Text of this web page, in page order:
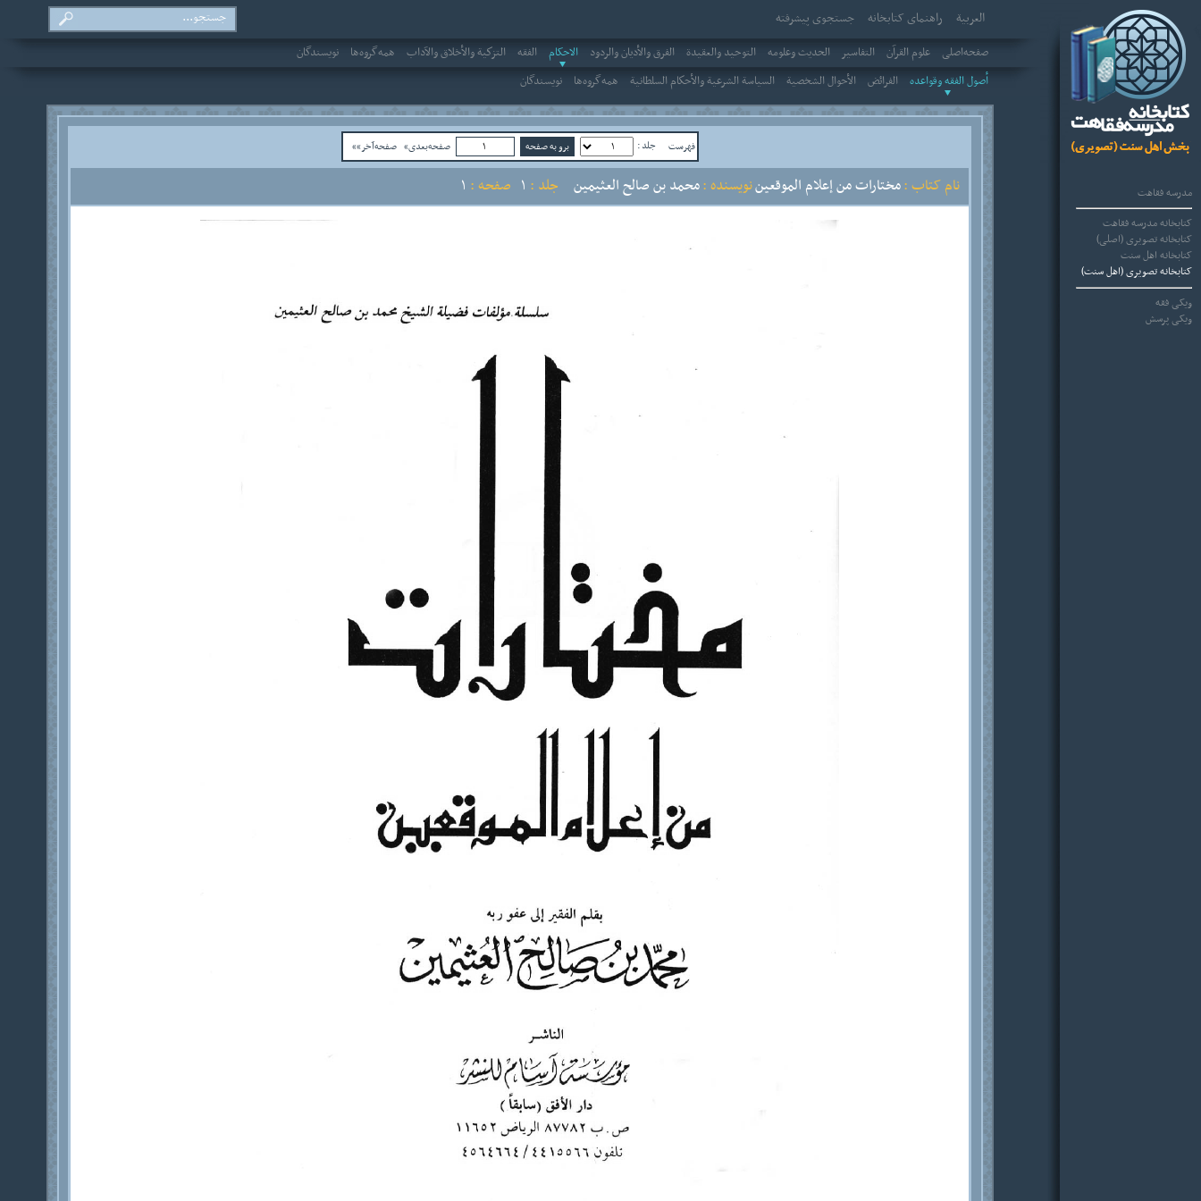
مدرسه فقاهت
کتابخانه مدرسه فقاهت
کتابخانه تصویری (اصلی)
کتابخانه اهل سنت
کتابخانه تصویری (اهل سنت)
ویکی فقه
ویکی پرسش
العربیة راهنمای کتابخانه
جستجوی پیشرفته
صفحه‌اصلی علوم القرآن التفاسير الحديث وعلومه التوحيد والعقيدة الفرق والأديان والردود الاحکام الفقه التزكية والأخلاق والآداب همه‌گروه‌ها
نویسندگان
أصول الفقه وقواعده الفرائض الأحوال الشخصية السياسة الشرعية والأحكام السلطانية همه‌گروه‌ها نویسندگان
فهرست جلد : صفحه‌بعدی» صفحه‌آخر»»
نام کتاب :مختارات من إعلام الموقعيننویسنده :محمد بن صالح العثيمين جلد : صفحه :